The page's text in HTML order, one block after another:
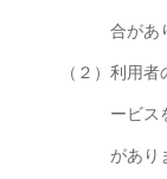
合があ
（２） 利用者
ービス
があり